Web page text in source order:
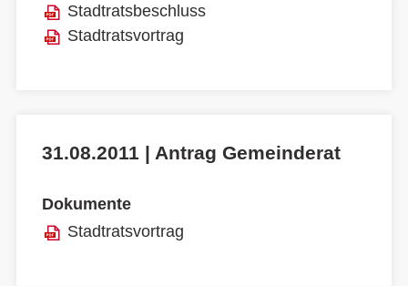
Stadtratsbeschluss
Stadtratsvortrag
31.08.2011 | Antrag Gemeinderat
Dokumente
Stadtratsvortrag